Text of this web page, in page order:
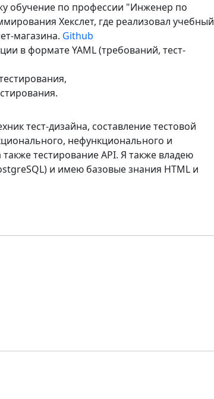
обучение по профессии "Инженер по
Хекслет, где реализовал учебный
магазина. Github
в формате YAML (требований, тест-
тест-дизайна, составление тестовой
нефункционального и
тестирование API. Я также владею
и имею базовые знания HTML и